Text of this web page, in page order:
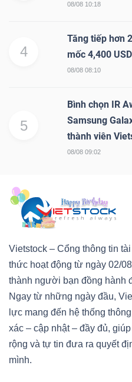
08/08 10:18
4
Tăng tiếp hơn
mốc 4,400 USD
08/08 08:10
5
Bình chọn IR
Samsung
thành viên
08/08 09:02
Vietstock – Cổng thông tin
thức hoạt động từ ngày 02/
thành người bạn đồng hành
Ngay từ những ngày đầu,
lực mang đến hệ thống
xác – cập nhật – đầy đủ,
rộng và tự tin đưa ra quyết
mình.